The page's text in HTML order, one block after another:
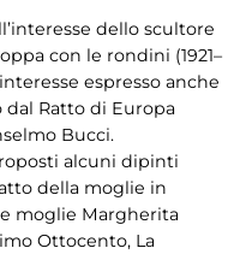
dello scultore
con le rondini (1921–
espresso anche
dal Ratto di Europa
Bucci.
alcuni dipinti
della moglie in
moglie Margherita
Ottocento, La